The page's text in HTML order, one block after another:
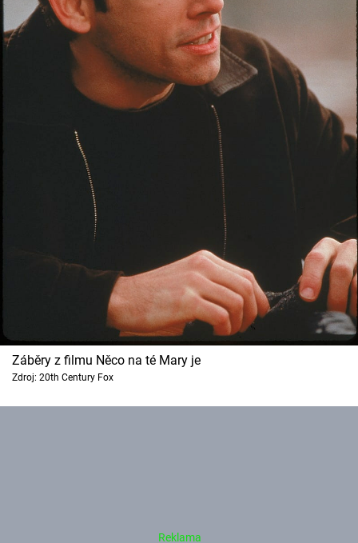
Záběry z filmu Něco na té Mary je
Zdroj: 20th Century Fox